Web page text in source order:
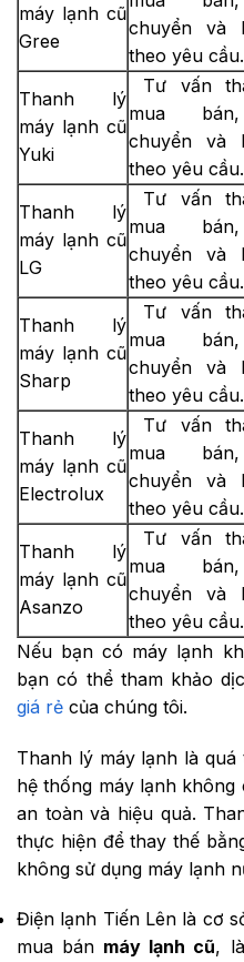
máy lạnh cũ
Gree
chuyển và
theo yêu cầu.
Thanh lý
máy lạnh cũ
Yuki
Tư vấn
mua
chuyển và
theo yêu cầu.
Thanh lý
máy lạnh cũ
LG
Tư vấn
mua
chuyển và
theo yêu cầu.
Thanh lý
máy lạnh cũ
Sharp
Tư vấn
mua
chuyển và
theo yêu cầu.
Thanh lý
máy lạnh cũ
Electrolux
Tư vấn
mua
chuyển và
theo yêu cầu.
Thanh lý
máy lạnh cũ
Asanzo
Tư vấn
mua
chuyển và
theo yêu cầu.
Nếu bạn có máy lạnh
bạn có thể tham khảo
giá rẻ của chúng tôi.
Thanh lý máy lạnh là
hệ thống máy lạnh
an toàn và hiệu quả.
thực hiện để thay thế
không sử dụng máy lạnh
Điện lạnh Tiến Lên là cơ
mua bán máy lạnh cũ,